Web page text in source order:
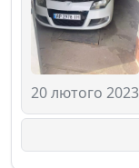
20 лютого